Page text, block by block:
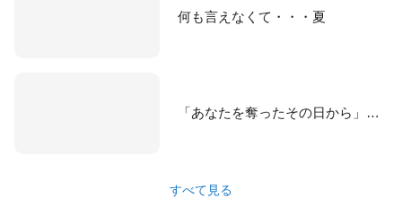
何も言えなくて・・・夏
「あなたを奪ったその日から」メインテーマ
すべて見る